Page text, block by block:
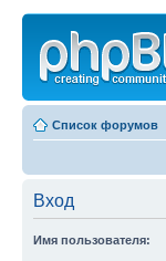
Список форумов
Вход
Имя пользователя: